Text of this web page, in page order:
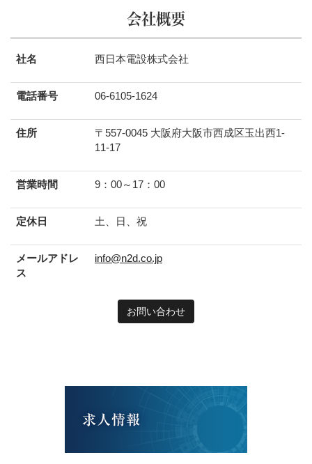
会社概要
社名 西日本電設株式会社
電話番号 06-6105-1624
住所
〒557-0045 大阪府大阪市西成区玉出西1-
11-17
営業時間 9：00～17：00
定休日 土、日、祝
メールアドレ
ス
info@n2d.co.jp
お問い合わせ